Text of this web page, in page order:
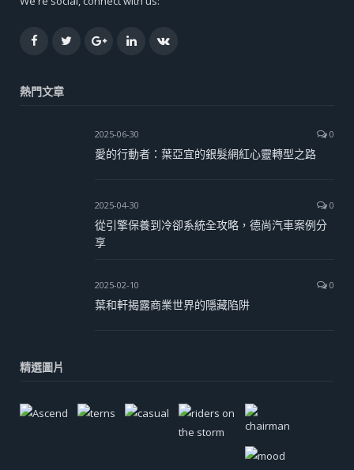
FacebookTwitterGoogle+LinkedInVK
熱門文章
2025-06-30 0
愛的行動者：葉亞宜的銀髮網紅心靈轉型之路
2025-04-30 0
從引擎保養到冷卻系統全攻略，德尚汽車案例分
享
2025-02-10 0
葉和軒揭露商業世界的隱藏陷阱
精選圖片